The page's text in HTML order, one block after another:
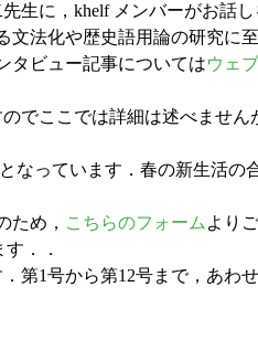
に，khelf メンバーがお話
法化や歴史語用論の研究に
タビュー記事についてはウェ
ここでは詳細は述べません
っています．春の新生活の
ため， こちらのフォーム より
．．
第1号から第12号まで，あわ